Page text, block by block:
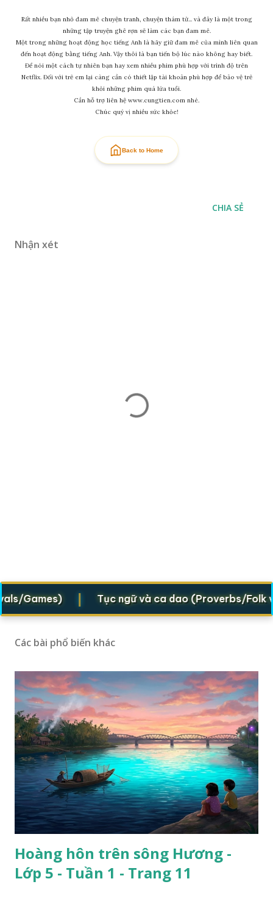
Rất nhiều bạn nhỏ đam mê chuyện tranh, chuyện thám tử... và đây là một trong
những tập truyện ghê rợn sẽ làm các bạn đam mê.
Một trong những hoạt động học tiếng Anh là hãy giữ đam mê của mình liên quan
đến hoạt động bằng tiếng Anh. Vậy thôi là bạn tiến bộ lúc nào không hay biết.
Để nói một cách tự nhiên bạn hay xem nhiều phim phù hợp với trình độ trên
Netflix. Đối với trẻ em lại càng cần có thiết lập tài khoản phù hợp để bảo vệ trẻ
khỏi những phim quá lứa tuổi.
Cần hỗ trợ liên hệ www.cungtien.com nhé.
Chúc quý vị nhiều sức khỏe!
Back to Home
CHIA SẺ
Nhận xét
| Tục ngữ và ca dao (Proverbs/Folk
Các bài phổ biến khác
Hoàng hôn trên sông Hương -
Lớp 5 - Tuần 1 - Trang 11